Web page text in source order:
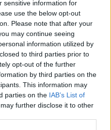
sensitive information for
use the below opt-out
Please note that after your
may continue seeing
information utilized by
to third parties prior to
opt-out of the further
by third parties on the
This information may
parties on the IAB’s List of
further disclose it to other